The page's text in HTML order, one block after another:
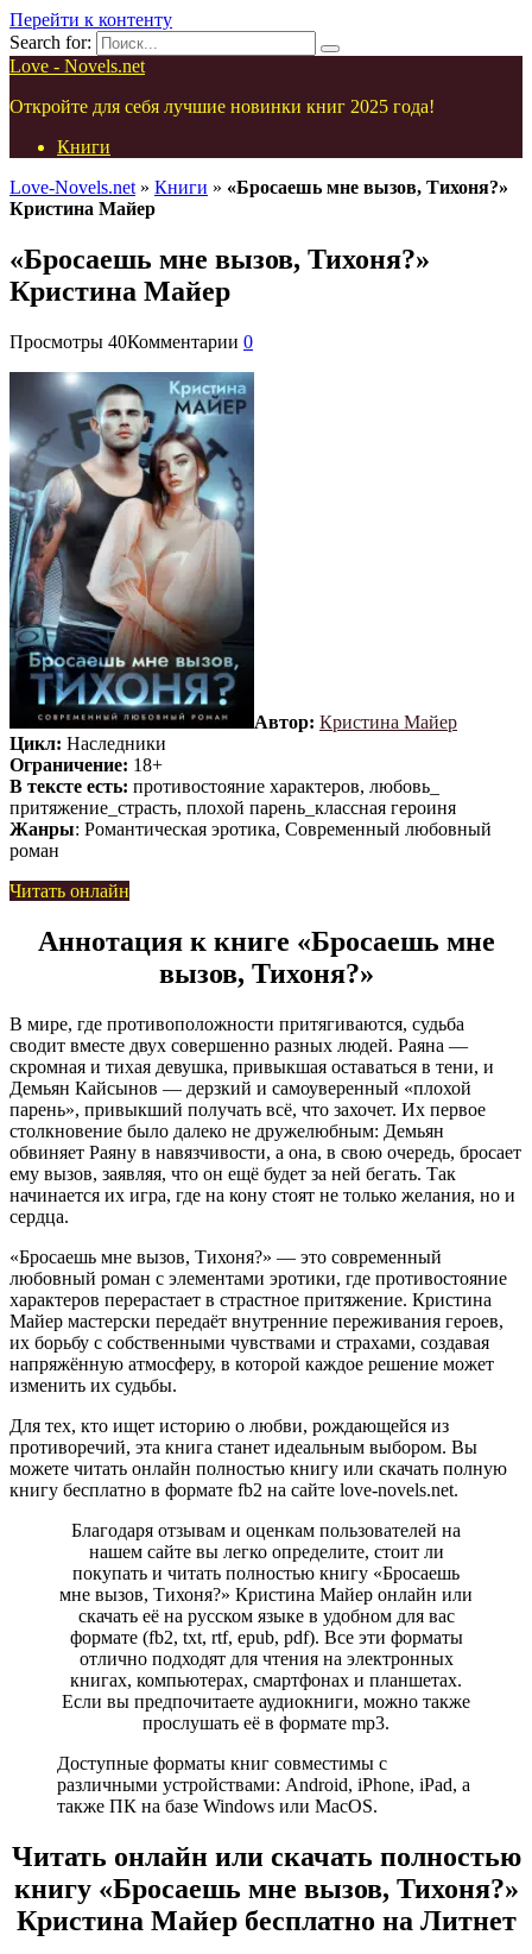
Перейти к контенту
Search for:
Love - Novels.net
Откройте для себя лучшие новинки книг 2025 года!
Книги
Love-Novels.net » Книги » «Бросаешь мне вызов, Тихоня?»
Кристина Майер
«Бросаешь мне вызов, Тихоня?»
Кристина Майер
Просмотры 40Комментарии 0
Автор: Кристина Майер
Цикл: Наследники
Ограничение: 18+
В тексте есть: противостояние характеров, любовь_
притяжение_страсть, плохой парень_классная героиня
Жанры: Романтическая эротика, Современный любовный
роман
Читать онлайн
Аннотация к книге «Бросаешь мне
вызов, Тихоня?»
В мире, где противоположности притягиваются, судьба
сводит вместе двух совершенно разных людей. Раяна —
скромная и тихая девушка, привыкшая оставаться в тени, и
Демьян Кайсынов — дерзкий и самоуверенный «плохой
парень», привыкший получать всё, что захочет. Их первое
столкновение было далеко не дружелюбным: Демьян
обвиняет Раяну в навязчивости, а она, в свою очередь, бросает
ему вызов, заявляя, что он ещё будет за ней бегать. Так
начинается их игра, где на кону стоят не только желания, но и
сердца.
«Бросаешь мне вызов, Тихоня?» — это современный
любовный роман с элементами эротики, где противостояние
характеров перерастает в страстное притяжение. Кристина
Майер мастерски передаёт внутренние переживания героев,
их борьбу с собственными чувствами и страхами, создавая
напряжённую атмосферу, в которой каждое решение может
изменить их судьбы.
Для тех, кто ищет историю о любви, рождающейся из
противоречий, эта книга станет идеальным выбором. Вы
можете читать онлайн полностью книгу или скачать полную
книгу бесплатно в формате fb2 на сайте love-novels.net.
Благодаря отзывам и оценкам пользователей на
нашем сайте вы легко определите, стоит ли
покупать и читать полностью книгу «Бросаешь
мне вызов, Тихоня?» Кристина Майер онлайн или
скачать её на русском языке в удобном для вас
формате (fb2, txt, rtf, epub, pdf). Все эти форматы
отлично подходят для чтения на электронных
книгах, компьютерах, смартфонах и планшетах.
Если вы предпочитаете аудиокниги, можно также
прослушать её в формате mp3.
Доступные форматы книг совместимы с
различными устройствами: Android, iPhone, iPad, а
также ПК на базе Windows или MacOS.
Читать онлайн или скачать полностью
книгу «Бросаешь мне вызов, Тихоня?»
Кристина Майер бесплатно на Литнет